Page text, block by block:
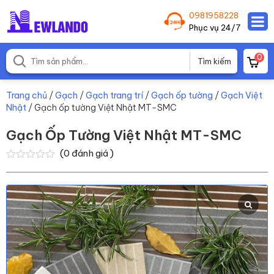
0981958228
Phục vụ 24/7
0
Trang chủ /Gạch /Gạch trang trí/Gạch ốp tường /Gạch Việt
Nhật / Gạch ốp tường Việt Nhật MT-SMC
Gạch Ốp Tường Việt Nhật MT-SMC
5
dựa
trên
đánh
giá
(0 đánh giá )